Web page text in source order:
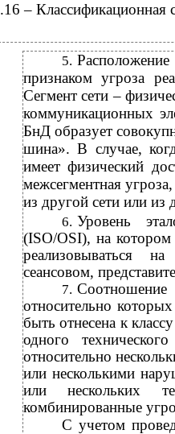
– Классификационная
5.
признаком угроза
Сегмент сети –
коммуникационных
БнД образует
шина». В случае,
имеет физический
межсегментная
из другой сети или из
6. Уровень
(ISO/OSI), на котором
реализовываться
сеансовом,
7.
относительно
быть отнесена к
одного
относительно
или несколькими
или нескольких
комбинированные
С учетом